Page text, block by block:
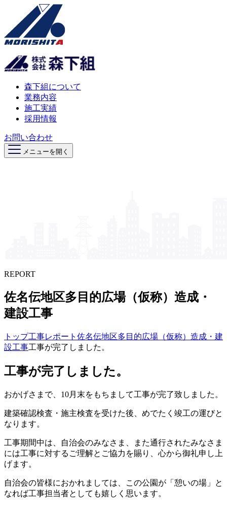
森下組について
業務内容
施工実績
採用情報
お問い合わせ
メニューを開く
REPORT
佐名伝地区​多目的広場​（仮称）​造成・
建設工事
トップ工事レポート 佐名伝地区多目的広場（仮称）造成・建
設工事工事が完了しました。
工事が完了しました。
おかげさまで、10月末をもちまして工事が完了致しました。
建築確認検査・施主検査を受けた後、めでたく竣工の運びと
なります。
工事期間中は、自治会のみなさま、また通行されたみなさま
には工事に対するご理解とご協力を賜り、心から御礼申し上
げます。
自治会の皆様におかれましては、この公園が「憩いの場」と
なれば工事担当者としても嬉しく思います。